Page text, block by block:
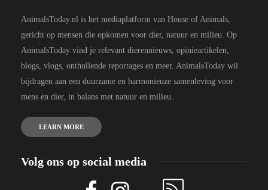
AnimalsToday.nl is het mediaplatform van House of Animals,
gericht op mensen die opkomen voor dier, natuur en milieu. Op
AnimalsToday vind je relevant dierennieuws, opinieartikelen,
blogs, vlogs, onthullende reportages en meer. AnimalsToday wil
bijdragen aan een duurzame en harmonieuze samenleving voor
mens en dier, in balans met natuur en milieu.
LEARN MORE
Volg ons op social media